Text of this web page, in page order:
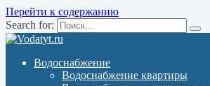
Перейти к содержанию
Search for:
Водоснабжение
Водоснабжение квартиры